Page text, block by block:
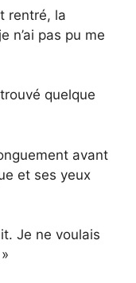
rentré, la
n’ai pas pu me
quelque
avant
et ses yeux
Je ne voulais